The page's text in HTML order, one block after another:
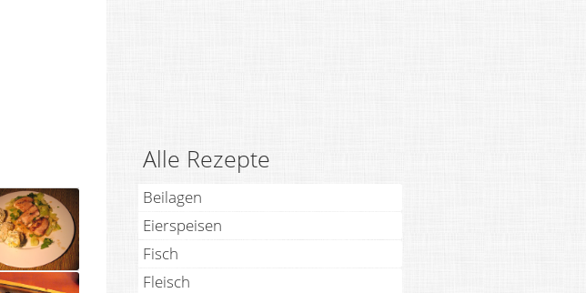
Alle Rezepte
Beilagen
Eierspeisen
Fisch
Fleisch